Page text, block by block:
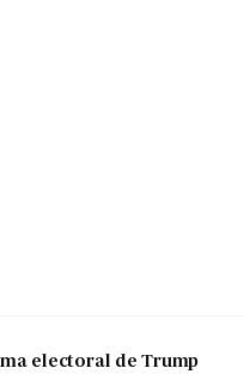
electoral de Trump